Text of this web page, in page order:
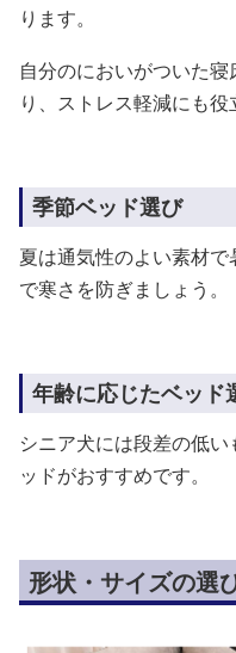
ります。
自分のにおいがついた
り、ストレス軽減にも役
季節ベッド選び
夏は通気性のよい素材
で寒さを防ぎましょう。
年齢に応じたベッド
シニア犬には段差の低
ッドがおすすめです。
形状・サイズの選